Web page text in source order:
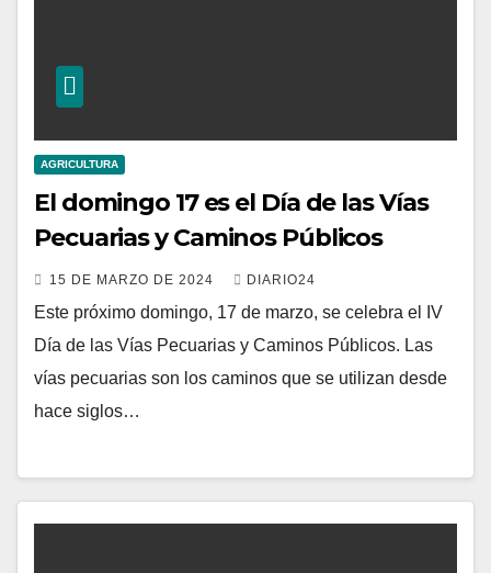
AGRICULTURA
El domingo 17 es el Día de las Vías
Pecuarias y Caminos Públicos
15 DE MARZO DE 2024 DIARIO24
Este próximo domingo, 17 de marzo, se celebra el IV
Día de las Vías Pecuarias y Caminos Públicos. Las
vías pecuarias son los caminos que se utilizan desde
hace siglos…